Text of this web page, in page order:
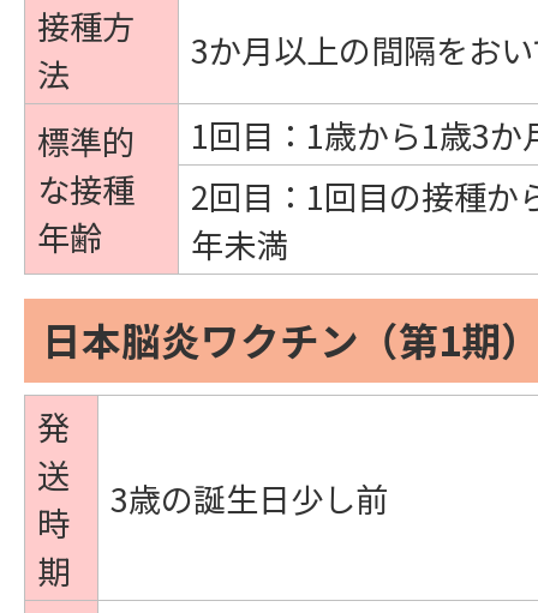
接種方
法
3か月以上の間隔をお
標準的
な接種
年齢
1回目：1歳から1歳3か
2回目：1回目の接種か
年未満
日本脳炎ワクチン（第1期
発
送
時
期
3歳の誕生日少し前